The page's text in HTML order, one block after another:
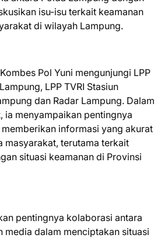
isu-isu terkait keamanan
di wilayah Lampung.
Pol Yuni mengunjungi LPP
LPP TVRI Stasiun
dan Radar Lampung. Dalam
ia menyampaikan pentingnya
informasi yang akurat
masyarakat, terutama terkait
situasi keamanan di Provinsi
pentingnya kolaborasi antara
media dalam menciptakan situasi